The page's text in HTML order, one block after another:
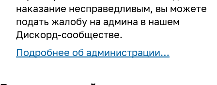
наказание несправедливым, вы можете
подать жалобу на админа в нашем
Дискорд-сообществе.
Подробнее об администрации…